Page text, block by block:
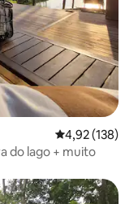
4,92 de uma
4,92 (138)
do lago + muito